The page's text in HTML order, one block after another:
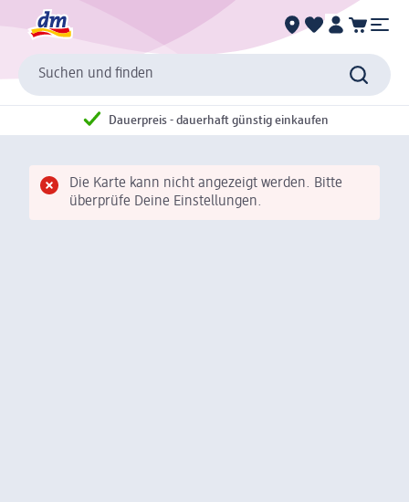
Suchen und finden
Dauerpreis - dauerhaft günstig einkaufen
Die Karte kann nicht angezeigt werden. Bitte
überprüfe Deine Einstellungen.